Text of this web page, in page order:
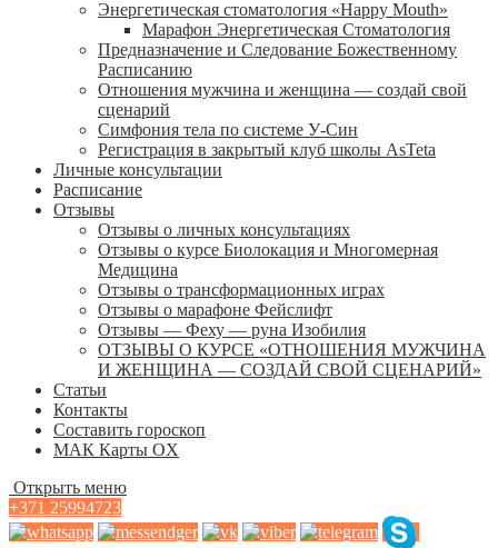
Энергетическая стоматология «Happy Mouth»
Марафон Энергетическая Cтоматология
Предназначение и Следование Божественному
Расписанию
Отношения мужчина и женщина — создай свой
сценарий
Симфония тела по системе У-Син
Регистрация в закрытый клуб школы AsTeta
Личные консультации
Расписание
Отзывы
Отзывы о личных консультациях
Отзывы о курсе Биолокация и Многомерная
Медицина
Отзывы о трансформационных играх
Отзывы о марафоне Фейслифт
Отзывы — Феху — руна Изобилия
ОТЗЫВЫ О КУРСЕ «ОТНОШЕНИЯ МУЖЧИНА
И ЖЕНЩИНА — СОЗДАЙ СВОЙ СЦЕНАРИЙ»
Статьи
Контакты
Составить гороскоп
МАК Карты OХ
Открыть меню
+371 25994723